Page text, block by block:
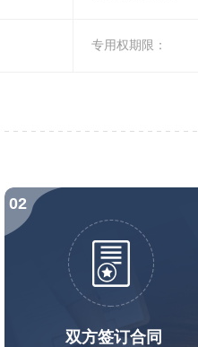
专用权期限：
双方签订合同